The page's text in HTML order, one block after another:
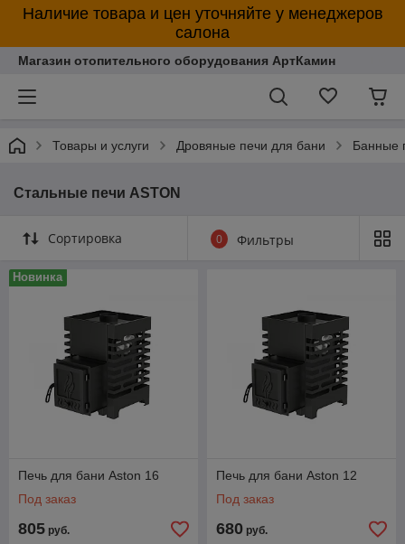
Наличие товара и цен уточняйте у менеджеров
салона
Магазин отопительного оборудования АртКамин
Товары и услуги Дровяные печи для бани Банные
Стальные печи ASTON
Сортировка 0 Фильтры
Новинка
Печь для бани Aston 16
Под заказ
805 руб.
Печь для бани Aston 12
Под заказ
680 руб.